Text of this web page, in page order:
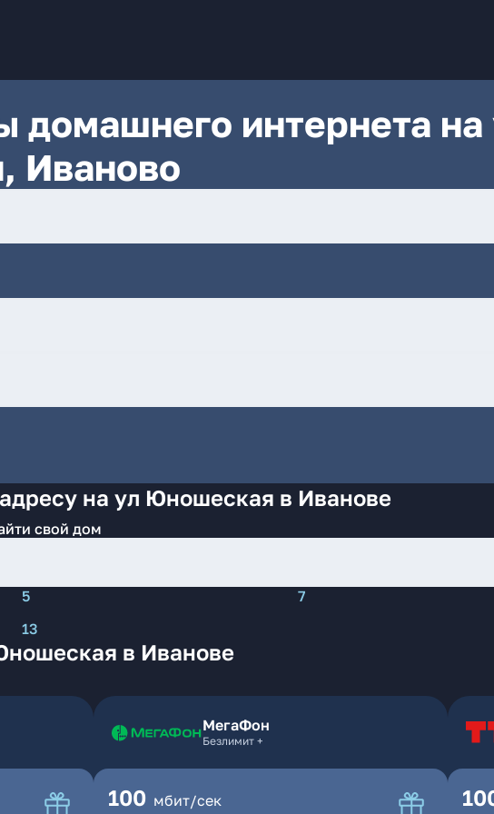
домашнего интернета на
Иваново
на ул Юношеская в Иванове
свой дом
5 7
13
в Иванове
МегаФон
Безлимит +
100 мбит/сек